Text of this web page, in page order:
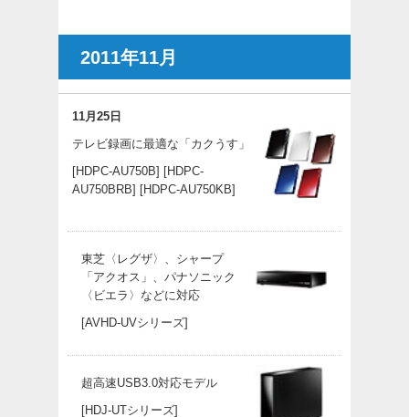
2011年11月
11月25日
テレビ録画に最適な「カクうす」
[HDPC-AU750B] [HDPC-
AU750BRB] [HDPC-AU750KB]
東芝〈レグザ〉、シャープ
「アクオス」、パナソニック
〈ビエラ〉などに対応
[AVHD-UVシリーズ]
超高速USB3.0対応モデル
[HDJ-UTシリーズ]